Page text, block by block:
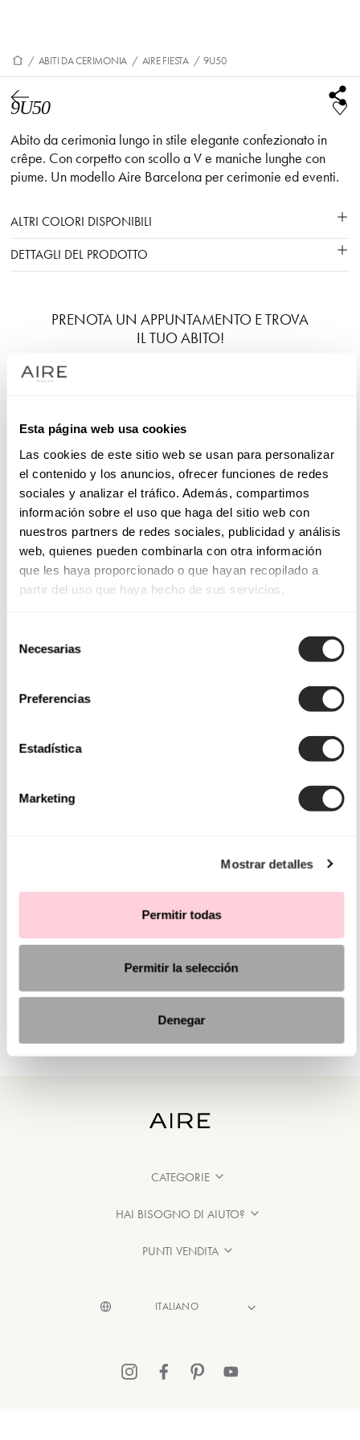
Esta página web usa cookies
Las cookies de este sitio web se usan para personalizar
el contenido y los anuncios, ofrecer funciones de redes
sociales y analizar el tráfico. Además, compartimos
información sobre el uso que haga del sitio web con
nuestros partners de redes sociales, publicidad y análisis
web, quienes pueden combinarla con otra información
que les haya proporcionado o que hayan recopilado a
partir del uso que haya hecho de sus servicios.
Necesarias
Preferencias
Estadística
Marketing
Mostrar detalles
Permitir todas
Permitir la selección
Denegar
/ ABITI DA CERIMONIA / AIRE FIESTA / 9U50
9U50
Abito da cerimonia lungo in stile elegante confezionato in
crêpe. Con corpetto con scollo a V e maniche lunghe con
piume. Un modello Aire Barcelona per cerimonie ed eventi.
ALTRI COLORI DISPONIBILI
DETTAGLI DEL PRODOTTO
PRENOTA UN APPUNTAMENTO E TROVA
IL TUO ABITO!
CATEGORIE
HAI BISOGNO DI AIUTO?
PUNTI VENDITA